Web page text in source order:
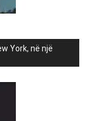
York, në një